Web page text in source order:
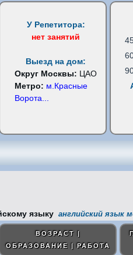
У Репетитора:
нет занятий
Выезд на дом:
Округ Москвы: ЦАО
Метро: м.Красные
Ворота
английский язык
ВОЗРАСТ |
ОБРАЗОВАНИЕ | РАБОТА